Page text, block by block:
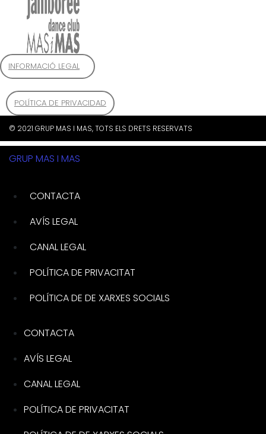
INFORMACIÓ LEGAL
POLÍTICA DE PRIVACIDAD
© 2021 GRUP MAS I MAS, TOTS ELS DRETS RESERVATS
GRUP MAS I MAS
CONTACTA
AVÍS LEGAL
CANAL LEGAL
POLÍTICA DE PRIVACITAT
POLÍTICA DE DE XARXES SOCIALS
CONTACTA
AVÍS LEGAL
CANAL LEGAL
POLÍTICA DE PRIVACITAT